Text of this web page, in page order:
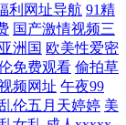
利网址导航 91精
国产激情视频三
洲国 欧美性爱密
免费观看 偷拍草
频网址 午夜99
伦五月天婷婷 美